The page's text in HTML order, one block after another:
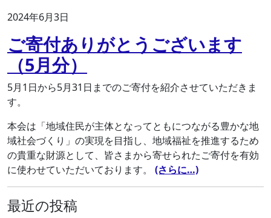
2024年6月3日
ご寄付ありがとうございます
（5月分）
5月1日から5月31日までのご寄付を紹介させていただきま
す。
本会は「地域住民が主体となってともにつながる豊かな地
域社会づくり」の実現を目指し、地域福祉を推進するため
の貴重な財源として、皆さまから寄せられたご寄付を有効
に使わせていただいております。 (さらに…)
最近の投稿